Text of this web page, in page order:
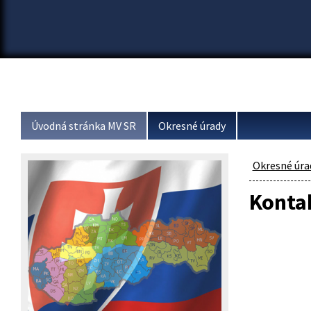
Úvodná stránka MV SR Okresné úrady
Okresné